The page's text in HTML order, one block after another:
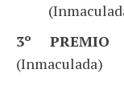
3º
(Inmaculada)